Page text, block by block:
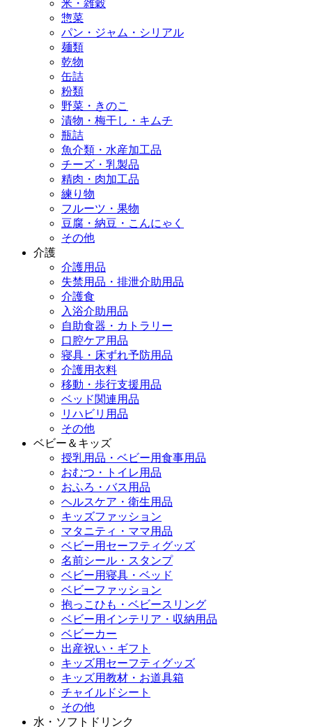
米・雑穀
惣菜
パン・ジャム・シリアル
麺類
乾物
缶詰
粉類
野菜・きのこ
漬物・梅干し・キムチ
瓶詰
魚介類・水産加工品
チーズ・乳製品
精肉・肉加工品
練り物
フルーツ・果物
豆腐・納豆・こんにゃく
その他
介護
介護用品
失禁用品・排泄介助用品
介護食
入浴介助用品
自助食器・カトラリー
口腔ケア用品
寝具・床ずれ予防用品
介護用衣料
移動・歩行支援用品
ベッド関連用品
リハビリ用品
その他
ベビー＆キッズ
授乳用品・ベビー用食事用品
おむつ・トイレ用品
おふろ・バス用品
ヘルスケア・衛生用品
キッズファッション
マタニティ・ママ用品
ベビー用セーフティグッズ
名前シール・スタンプ
ベビー用寝具・ベッド
ベビーファッション
抱っこひも・ベビースリング
ベビー用インテリア・収納用品
ベビーカー
出産祝い・ギフト
キッズ用セーフティグッズ
キッズ用教材・お道具箱
チャイルドシート
その他
水・ソフトドリンク